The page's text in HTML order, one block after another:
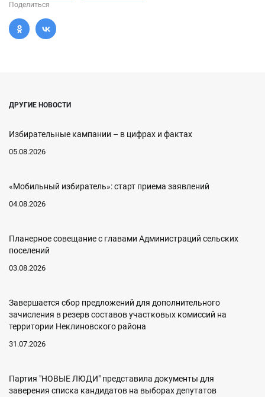
Поделиться
ДРУГИЕ НОВОСТИ
Избирательные кампании – в цифрах и фактах
05.08.2026
«Мобильный избиратель»: старт приема заявлений
04.08.2026
Планерное совещание с главами Администраций сельских
поселений
03.08.2026
Завершается сбор предложений для дополнительного
зачисления в резерв составов участковых комиссий на
территории Неклиновского района
31.07.2026
Партия "НОВЫЕ ЛЮДИ" представила документы для
заверения списка кандидатов на выборах депутатов